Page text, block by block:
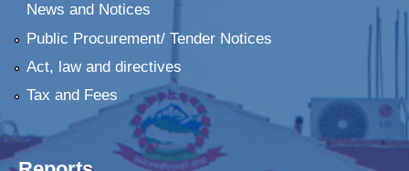
News and Notices
Public Procurement/ Tender Notices
Act, law and directives
Tax and Fees